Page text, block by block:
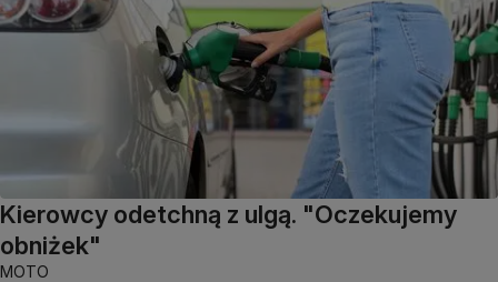
Kierowcy odetchną z ulgą. "Oczekujemy
obniżek"
MOTO